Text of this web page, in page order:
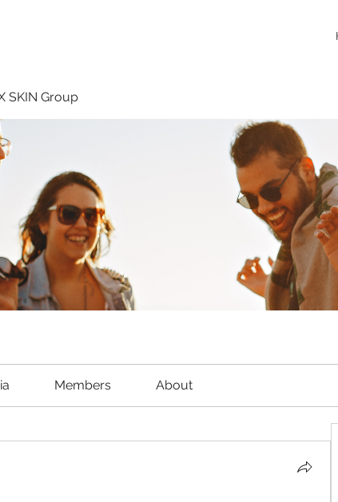
SKIN Group
Members About